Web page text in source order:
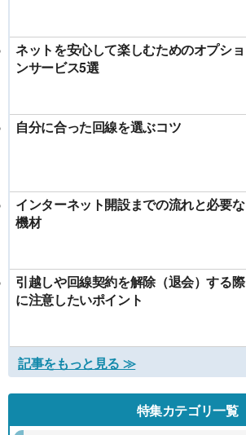
ネットを安心して楽しむためのオプショ
ンサービス5選
自分に合った回線を選ぶコツ
インターネット開設までの流れと必要な
機材
引越しや回線契約を解除（退会）する際
に注意したいポイント
記事をもっと見る ≫
特集カテゴリ一覧